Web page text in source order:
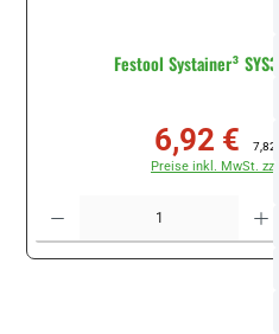
Festool Systainer³
Verkaufspreis:
6,92 € 7,82 €
Preise inkl. MwSt.